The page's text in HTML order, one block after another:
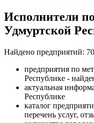
Исполнители
Удмуртской
Найдено предприятий: 70
предприятия по
Республике -
актуальная
Республике
каталог
перечень услуг,